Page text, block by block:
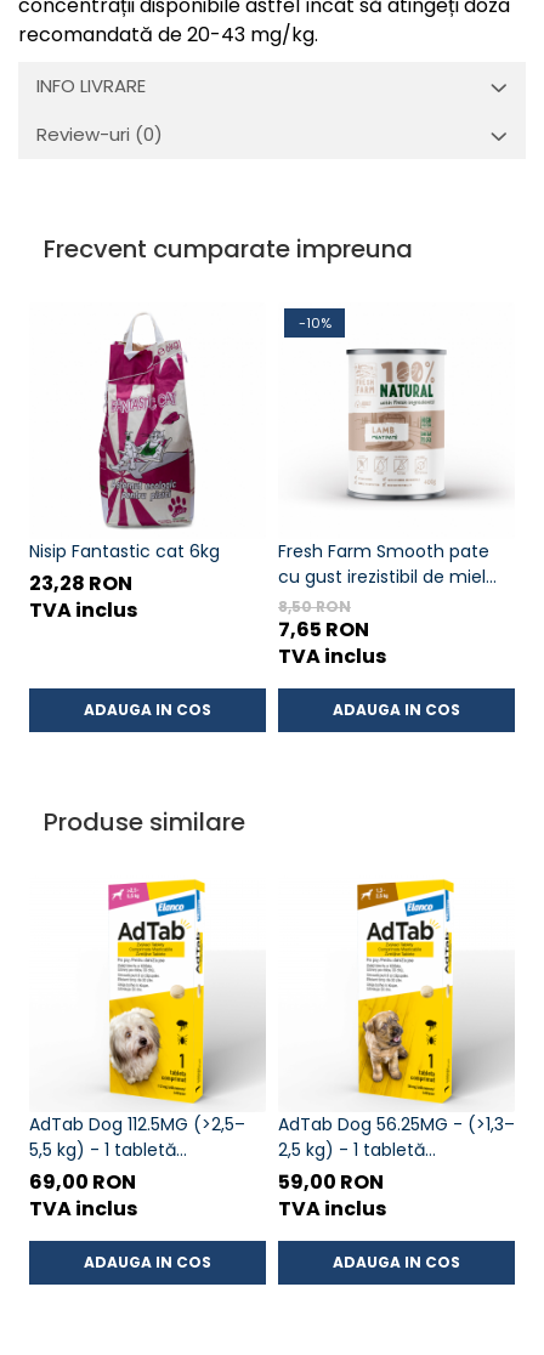
concentrații disponibile astfel încât să atingeți doza
recomandată de 20-43 mg/kg.
INFO LIVRARE
Review-uri (0)
Frecvent cumparate impreuna
Nisip Fantastic cat 6kg
23,28 RON
TVA inclus
ADAUGA IN COS
-10%
Fresh Farm Smooth pate
cu gust irezistibil de miel
400g
8,50 RON
7,65 RON
TVA inclus
ADAUGA IN COS
Produse similare
AdTab Dog 112.5MG (>2,5–
5,5 kg) - 1 tabletă
antiparazitara externa
pentru caini
69,00 RON
TVA inclus
ADAUGA IN COS
AdTab Dog 56.25MG - (>1,3–
2,5 kg) - 1 tabletă
antiparazitara externa
pentru caini
59,00 RON
TVA inclus
ADAUGA IN COS